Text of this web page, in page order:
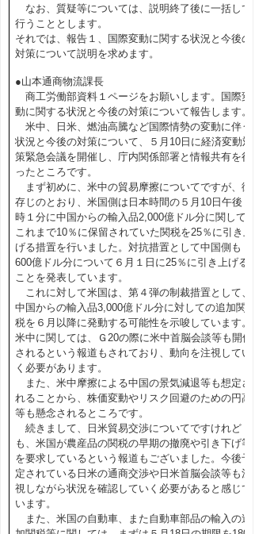
なお、質疑等については、説明終了後に一括して
行うこととします。
それでは、報告１、国際変動に関する状況と今後の
対策について説明を求めます。
●山本通商物流課長
商工労働部資料１ページをお願いします。国際変
動に関する状況と今後の対策について報告します。
米中、日米、燃油高騰など国際情勢の変動に伴う
状況と今後の対策について、５月10日に経済変動対
策緊急会議を開催し、庁内関係部署と情報共有を行
ったところです。
まず初めに、米中の貿易摩擦についてですが、御
存じのとおり、米国側は日本時間の５月10日午後１
時１分に中国からの輸入品2,000億ドル分に関して
これまで10％に保留されていた関税を25％に引き上
げる措置を行いました。対抗措置として中国側も
600億ドル分について６月１日に25％に引き上げる
ことを発表しています。
これに対して米国は、第４弾の制裁措置として、
中国からの輸入品3,000億ドル分に対しての追加関
税を６月以降に発動する可能性を示唆しています。
米中に関しては、Ｇ20の際に米中首脳会談等も開催
されるという報道もされており、動向を注視してい
く必要があります。
また、米中摩擦による中国の景気減退等も想定さ
れることから、株価変動やリスク回避のための円高
等も懸念されるところです。
続きまして、日米貿易交渉についてですけれど
も、米国が農産品の関税の早期の撤廃や引き下げ等
を要求しているという報道もございました。今後予
定されている日米の通商交渉や日米首脳会談等も注
視しながら状況を確認していく必要があると感じて
います。
また、米国の自動車、また自動車部品の輸入の追